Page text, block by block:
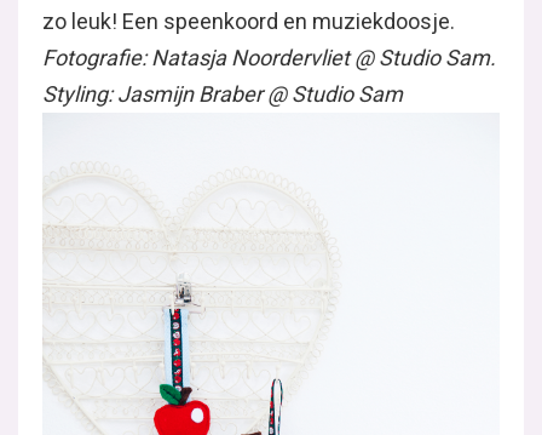
zo leuk! Een speenkoord en muziekdoosje.
Fotografie: Natasja Noordervliet @ Studio Sam.
Styling: Jasmijn Braber @ Studio Sam